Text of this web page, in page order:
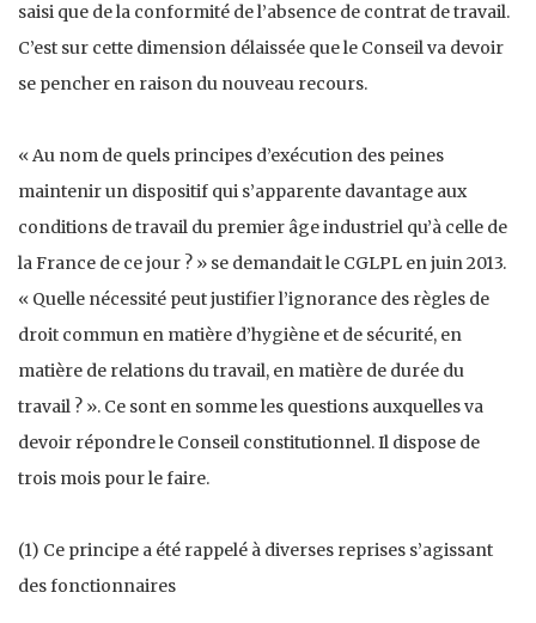
saisi que de la conformité de l’absence de contrat de travail.
C’est sur cette dimension délaissée que le Conseil va devoir
se pencher en raison du nouveau recours.
« Au nom de quels principes d’exécution des peines
maintenir un dispositif qui s’apparente davantage aux
conditions de travail du premier âge industriel qu’à celle de
la France de ce jour ? » se demandait le CGLPL en juin 2013.
« Quelle nécessité peut justifier l’ignorance des règles de
droit commun en matière d’hygiène et de sécurité, en
matière de relations du travail, en matière de durée du
travail ? ». Ce sont en somme les questions auxquelles va
devoir répondre le Conseil constitutionnel. Il dispose de
trois mois pour le faire.
(1) Ce principe a été rappelé à diverses reprises s’agissant
des fonctionnaires